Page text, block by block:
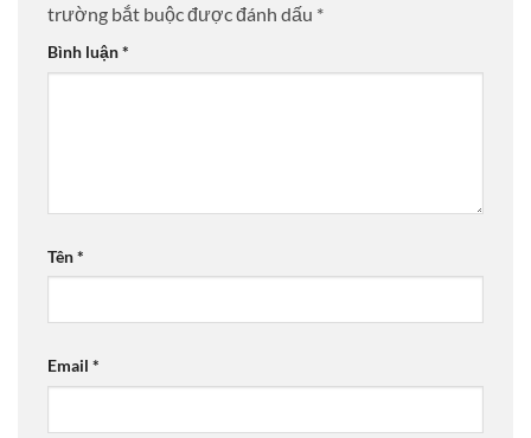
trường bắt buộc được đánh dấu *
Bình luận*
Tên*
Email *